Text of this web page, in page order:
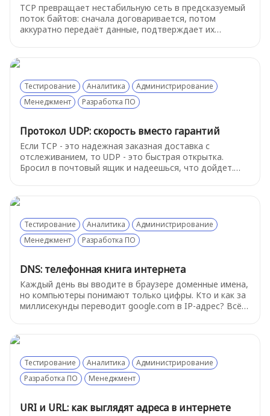
TCP превращает нестабильную сеть в предсказуемый
поток байтов: сначала договаривается, потом
аккуратно передаёт данные, подтверждает их
Тестирование Аналитика
Администрирование
Менеджмент
Разработка ПО
Протокол UDP: скорость вместо гарантий
Если TCP - это надежная заказная доставка с
отслеживанием, то UDP - это быстрая открытка.
Бросил в почтовый ящик и надеешься, что дойдет.
Тестирование Аналитика
Администрирование
Менеджмент
Разработка ПО
DNS: телефонная книга интернета
Каждый день вы вводите в браузере доменные имена,
но компьютеры понимают только цифры. Кто и как за
миллисекунды переводит google.com в IP-адрес? Всё
Тестирование Аналитика
Администрирование
Разработка ПО
Менеджмент
URI и URL: как выглядят адреса в интернете